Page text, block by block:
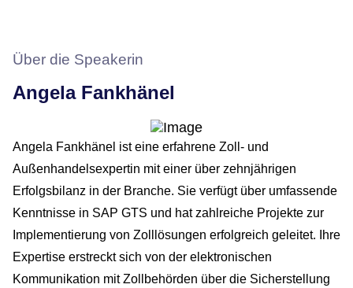
Über die Speakerin
Angela Fankhänel
Angela Fankhänel ist eine erfahrene Zoll- und
Außenhandelsexpertin mit einer über zehnjährigen
Erfolgsbilanz in der Branche. Sie verfügt über umfassende
Kenntnisse in SAP GTS und hat zahlreiche Projekte zur
Implementierung von Zolllösungen erfolgreich geleitet. Ihre
Expertise erstreckt sich von der elektronischen
Kommunikation mit Zollbehörden über die Sicherstellung